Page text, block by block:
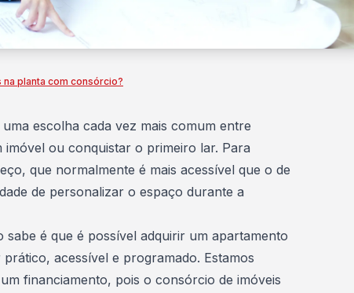
planta com consórcio?
escolha cada vez mais comum entre
imóvel ou conquistar o primeiro lar. Para
que normalmente é mais acessível que o de
de personalizar o espaço durante a
é que é possível adquirir um apartamento
acessível e programado. Estamos
financiamento, pois o consórcio de imóveis